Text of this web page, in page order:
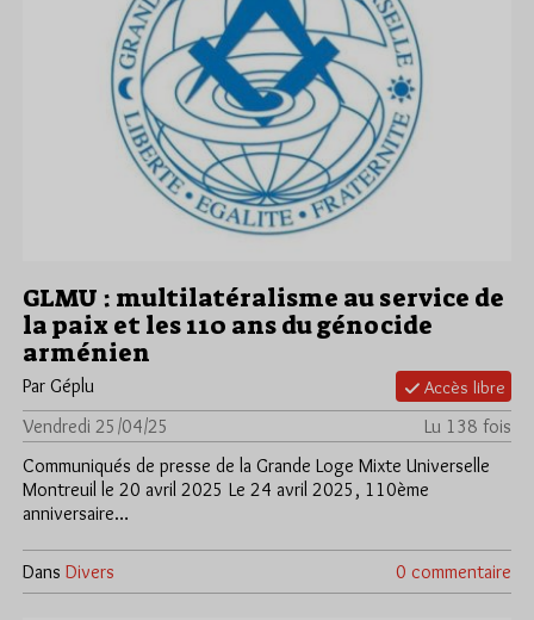
GLMU : multilatéralisme au service de
la paix et les 110 ans du génocide
arménien
Par Géplu
Accès libre
Vendredi 25/04/25
Lu 138 fois
Communiqués de presse de la Grande Loge Mixte Universelle
Montreuil le 20 avril 2025 Le 24 avril 2025, 110ème
anniversaire…
Dans Divers 0 commentaire